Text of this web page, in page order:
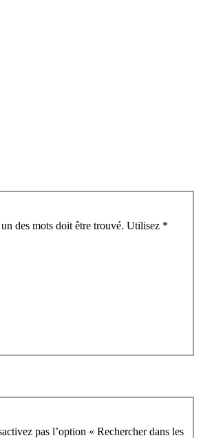
des mots doit être trouvé. Utilisez *
pas l’option « Rechercher dans les